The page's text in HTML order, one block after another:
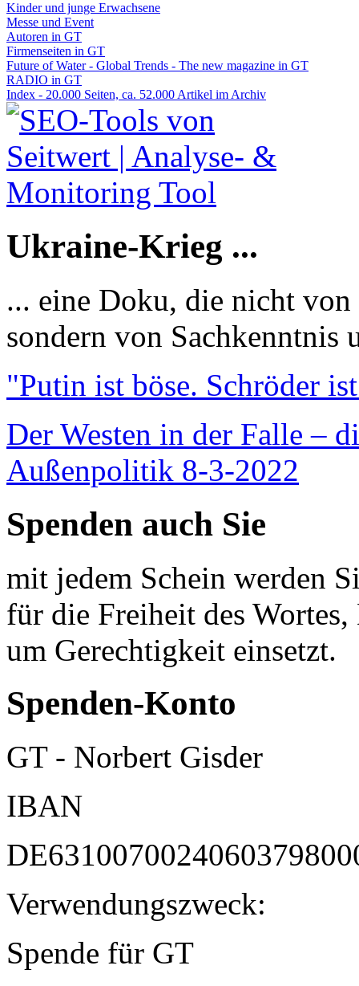
Kinder und junge Erwachsene
Messe und Event
Autoren in GT
Firmenseiten in GT
Future of Water - Global Trends - The new magazine in GT
RADIO in GT
Index - 20.000 Seiten, ca. 52.000 Artikel im Archiv
Ukraine-Krieg ...
... eine Doku, die nicht
sondern von Sachkenntnis
"Putin ist böse. Schröder
Der Westen in der Falle –
Außenpolitik 8-3-2022
Spenden auch Sie
mit jedem Schein werden
für die Freiheit des
um Gerechtigkeit einsetzt.
Spenden-Konto
GT - Norbert Gisder
IBAN
Verwendungszweck:
Spende für GT